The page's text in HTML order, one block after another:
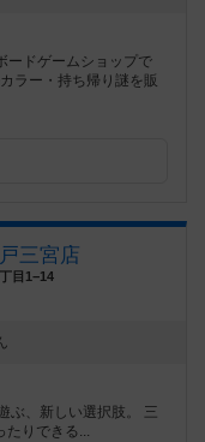
ードゲームショップで
ラー・持ち帰り謎を販
三宮店
目1−14
ぶ、新しい選択肢。 三
たりできる...